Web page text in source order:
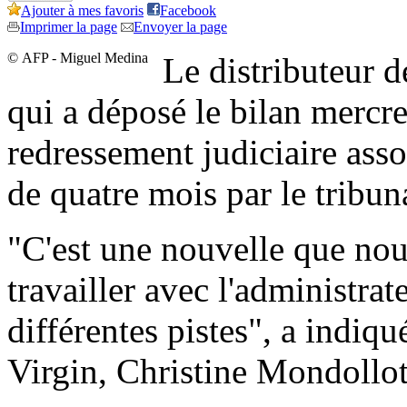
Ajouter à mes favoris
Facebook
Imprimer la page
Envoyer la page
© AFP - Miguel Medina
Le distributeur
qui a déposé le bilan
redressement judiciaire
de quatre mois par le
"C'est une nouvelle que
travailler avec
différentes pistes", a
Virgin, Christine